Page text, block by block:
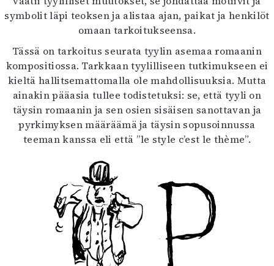
symbolit läpi teoksen ja alistaa ajan, paikat ja henkilöt
omaan tarkoitukseensa.
Tässä on tarkoitus seurata tyylin asemaa romaanin
kompositiossa. Tarkkaan tyylilliseen tutkimukseen ei
kieltä hallitsemattomalla ole mahdollisuuksia. Mutta
ainakin pääasia tullee todistetuksi: se, että tyyli on
täysin romaanin ja sen osien sisäisen sanottavan ja
pyrkimyksen määräämä ja täysin sopusoinnussa
teeman kanssa eli että ”le style c’est le thème”.